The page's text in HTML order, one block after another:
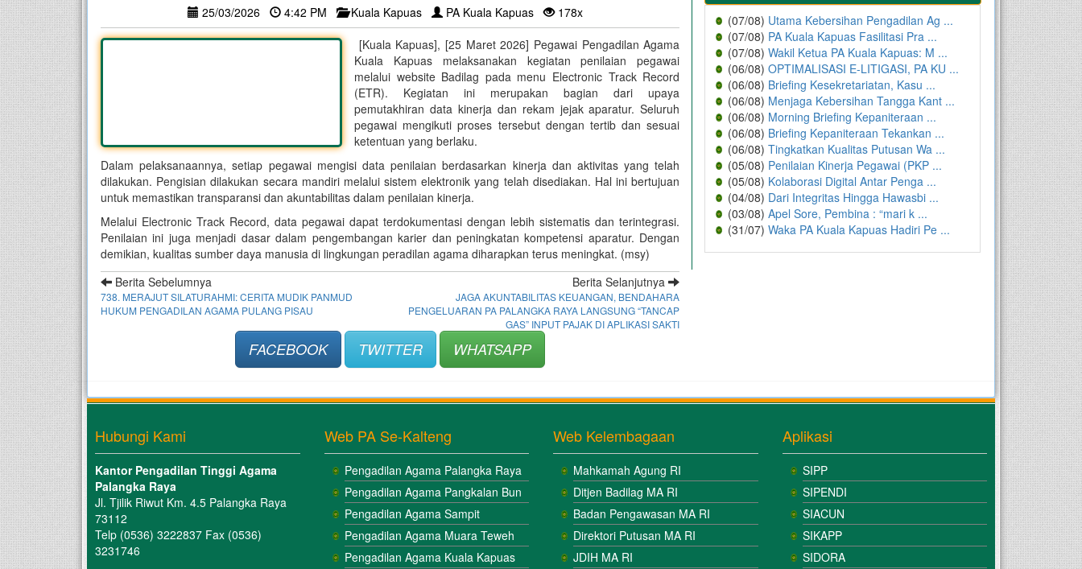
25/03/2026 4:42 PM Kuala Kapuas PA Kuala Kapuas
178x
[Kuala Kapuas], [25 Maret 2026] Pegawai Pengadilan Agama
Kuala Kapuas melaksanakan kegiatan penilaian pegawai
melalui website Badilag pada menu Electronic Track Record
(ETR). Kegiatan ini merupakan bagian dari upaya
pemutakhiran data kinerja dan rekam jejak aparatur. Seluruh
pegawai mengikuti proses tersebut dengan tertib dan sesuai
ketentuan yang berlaku.
Dalam pelaksanaannya, setiap pegawai mengisi data penilaian berdasarkan kinerja dan aktivitas yang telah
dilakukan. Pengisian dilakukan secara mandiri melalui sistem elektronik yang telah disediakan. Hal ini bertujuan
untuk memastikan transparansi dan akuntabilitas dalam penilaian kinerja.
Melalui Electronic Track Record, data pegawai dapat terdokumentasi dengan lebih sistematis dan terintegrasi.
Penilaian ini juga menjadi dasar dalam pengembangan karier dan peningkatan kompetensi aparatur. Dengan
demikian, kualitas sumber daya manusia di lingkungan peradilan agama diharapkan terus meningkat. (msy)
Berita Sebelumnya
738. MERAJUT SILATURAHMI: CERITA MUDIK PANMUD
HUKUM PENGADILAN AGAMA PULANG PISAU
Berita Selanjutnya
JAGA AKUNTABILITAS KEUANGAN, BENDAHARA
PENGELUARAN PA PALANGKA RAYA LANGSUNG “TANCAP
GAS” INPUT PAJAK DI APLIKASI SAKTI
FACEBOOK TWITTER WHATSAPP
(07/08) Utama Kebersihan Pengadilan Ag ...
(07/08) PA Kuala Kapuas Fasilitasi Pra ...
(07/08) Wakil Ketua PA Kuala Kapuas: M ...
(06/08) OPTIMALISASI E-LITIGASI, PA KU ...
(06/08) Briefing Kesekretariatan, Kasu ...
(06/08) Menjaga Kebersihan Tangga Kant ...
(06/08) Morning Briefing Kepaniteraan ...
(06/08) Briefing Kepaniteraan Tekankan ...
(06/08) Tingkatkan Kualitas Putusan Wa ...
(05/08) Penilaian Kinerja Pegawai (PKP ...
(05/08) Kolaborasi Digital Antar Penga ...
(04/08) Dari Integritas Hingga Hawasbi ...
(03/08) Apel Sore, Pembina : “mari k ...
(31/07) Waka PA Kuala Kapuas Hadiri Pe ...
Hubungi Kami
Kantor Pengadilan Tinggi Agama
Palangka Raya
Jl. Tjilik Riwut Km. 4.5 Palangka Raya
73112
Telp (0536) 3222837 Fax (0536)
3231746
Web PA Se-Kalteng
Pengadilan Agama Palangka Raya
Pengadilan Agama Pangkalan Bun
Pengadilan Agama Sampit
Pengadilan Agama Muara Teweh
Pengadilan Agama Kuala Kapuas
Web Kelembagaan
Mahkamah Agung RI
Ditjen Badilag MA RI
Badan Pengawasan MA RI
Direktori Putusan MA RI
JDIH MA RI
Aplikasi
SIPP
SIPENDI
SIACUN
SIKAPP
SIDORA